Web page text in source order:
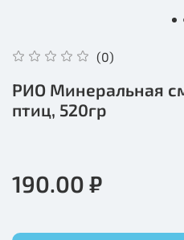
(0)
РИО Минеральная
птиц, 520гр
190.00 ₽